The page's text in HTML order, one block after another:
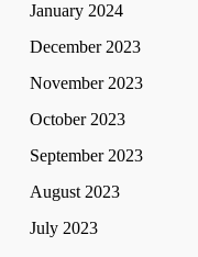
January 2024
December 2023
November 2023
October 2023
September 2023
August 2023
July 2023